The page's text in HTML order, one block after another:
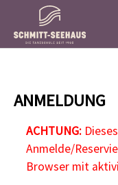
ANMELDUNG
ACHTUNG:Dieses
Anmelde/
Browser mit